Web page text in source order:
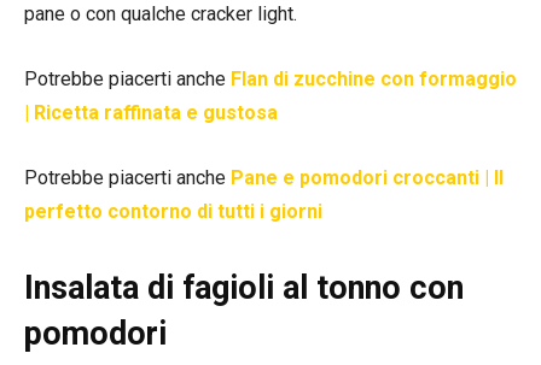
pane o con qualche cracker light.
Potrebbe piacerti anche Flan di zucchine con formaggio
| Ricetta raffinata e gustosa
Potrebbe piacerti anche Pane e pomodori croccanti | Il
perfetto contorno di tutti i giorni
Insalata di fagioli al tonno con
pomodori